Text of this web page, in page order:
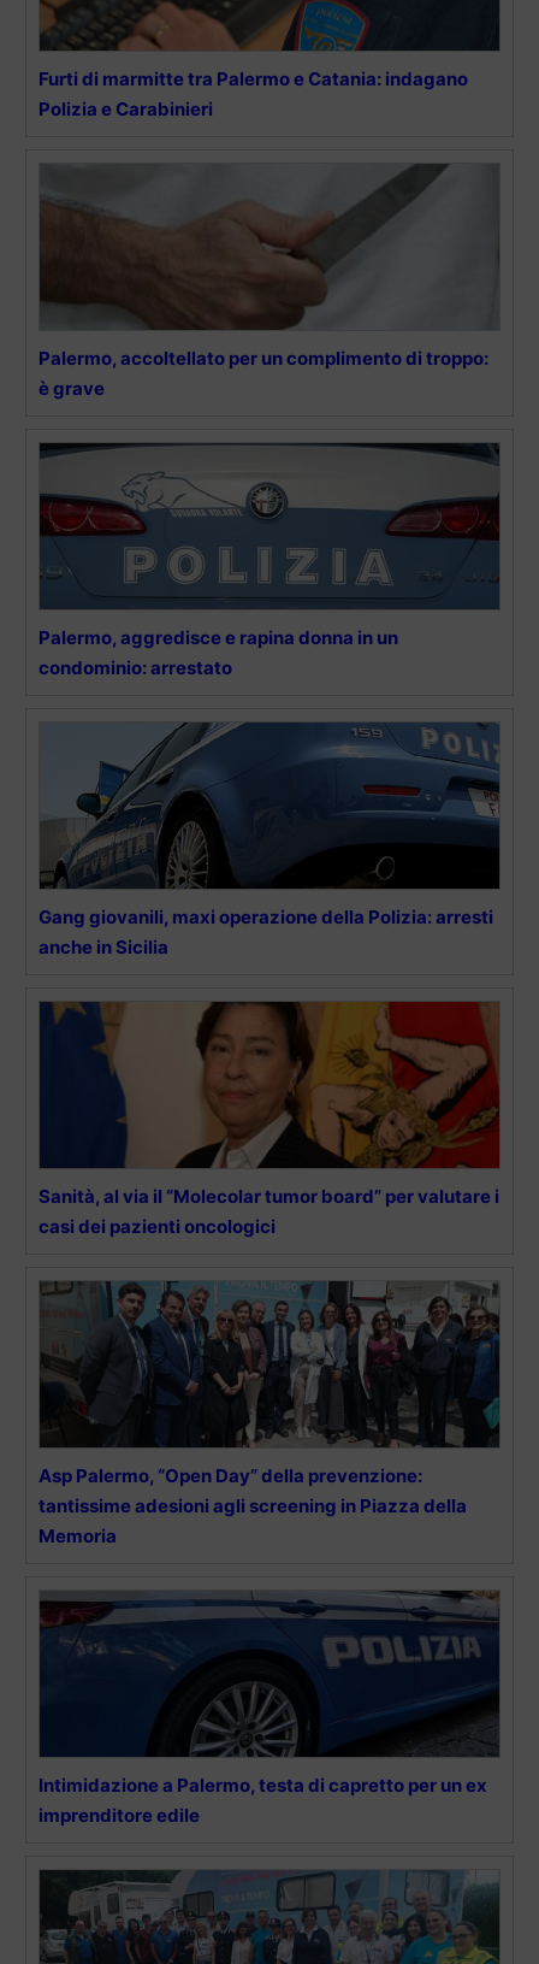
Furti di marmitte tra Palermo e Catania: indagano
Polizia e Carabinieri
Palermo, accoltellato per un complimento di troppo:
è grave
Palermo, aggredisce e rapina donna in un
condominio: arrestato
Gang giovanili, maxi operazione della Polizia: arresti
anche in Sicilia
Sanità, al via il “Molecolar tumor board” per valutare i
casi dei pazienti oncologici
Asp Palermo, “Open Day” della prevenzione:
tantissime adesioni agli screening in Piazza della
Memoria
Intimidazione a Palermo, testa di capretto per un ex
imprenditore edile